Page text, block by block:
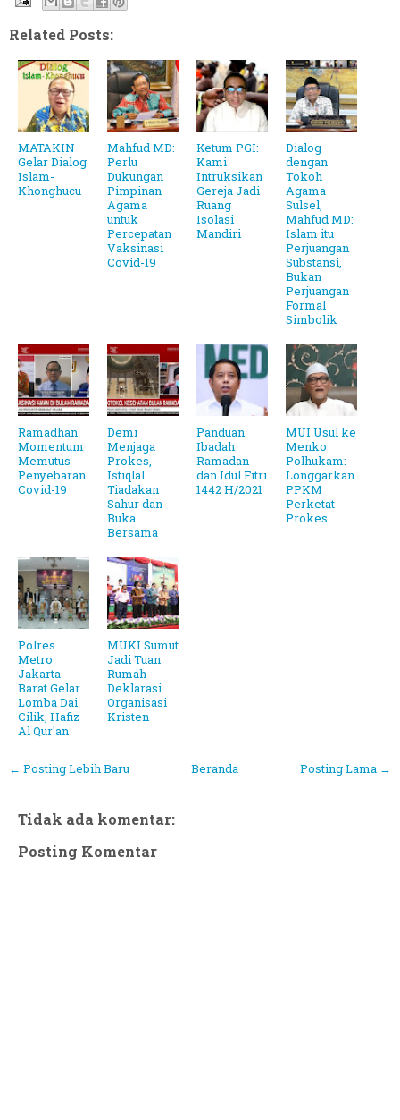
Related Posts:
MATAKIN
Gelar Dialog
Islam-
Khonghucu
Mahfud MD:
Perlu
Dukungan
Pimpinan
Agama
untuk
Percepatan
Vaksinasi
Covid-19
Ketum PGI:
Kami
Intruksikan
Gereja Jadi
Ruang
Isolasi
Mandiri
Dialog
dengan
Tokoh
Agama
Sulsel,
Mahfud MD:
Islam itu
Perjuangan
Substansi,
Bukan
Perjuangan
Formal
Simbolik
Ramadhan
Momentum
Memutus
Penyebaran
Covid-19
Demi
Menjaga
Prokes,
Istiqlal
Tiadakan
Sahur dan
Buka
Bersama
Panduan
Ibadah
Ramadan
dan Idul Fitri
1442 H/2021
MUI Usul ke
Menko
Polhukam:
Longgarkan
PPKM
Perketat
Prokes
Polres
Metro
Jakarta
Barat Gelar
Lomba Dai
Cilik, Hafiz
Al Qur'an
MUKI Sumut
Jadi Tuan
Rumah
Deklarasi
Organisasi
Kristen
← Posting Lebih Baru Posting Lama →
Beranda
Tidak ada komentar:
Posting Komentar